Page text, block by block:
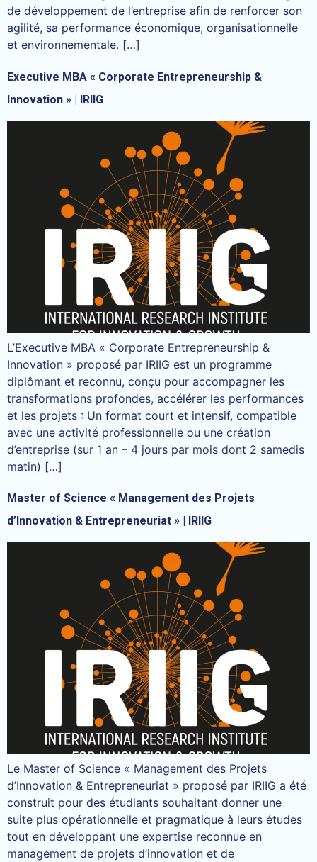
de développement de l’entreprise afin de renforcer son
agilité, sa performance économique, organisationnelle
et environnementale. […]
Executive MBA « Corporate Entrepreneurship &
Innovation » | IRIIG
L’Executive MBA « Corporate Entrepreneurship &
Innovation » proposé par IRIIG est un programme
diplômant et reconnu, conçu pour accompagner les
transformations profondes, accélérer les performances
et les projets : Un format court et intensif, compatible
avec une activité professionnelle ou une création
d’entreprise (sur 1 an – 4 jours par mois dont 2 samedis
matin) […]
Master of Science « Management des Projets
d’Innovation & Entrepreneuriat » | IRIIG
Le Master of Science « Management des Projets
d’Innovation & Entrepreneuriat » proposé par IRIIG a été
construit pour des étudiants souhaitant donner une
suite plus opérationnelle et pragmatique à leurs études
tout en développant une expertise reconnue en
management de projets d’innovation et de